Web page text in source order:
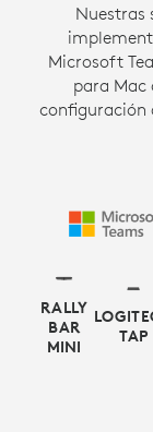
Nuestras
Microsoft
para Mac
configuración
RALLY
BAR
MINI
TAP